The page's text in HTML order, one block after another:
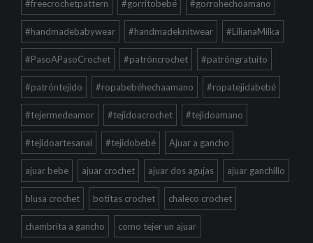
#freecrochetpattern #gorritobebé #gorrohechoamano
#handmadebabywear #handmadeknitwear #LilianaMilka
#PasoAPasoCrochet #patróncrochet #patróngratuito
#patróntejido #ropabebéhechaamano #ropatejidabebé
#tejermedeamor #tejidoacrochet #tejidoamano
#tejidoartesanal #tejidobebé Ajuar a gancho
ajuar bebe ajuar crochet ajuar dos agujas ajuar ganchillo
blusa crochet botitas crochet chaleco crochet
chambrita a gancho como tejer un ajuar